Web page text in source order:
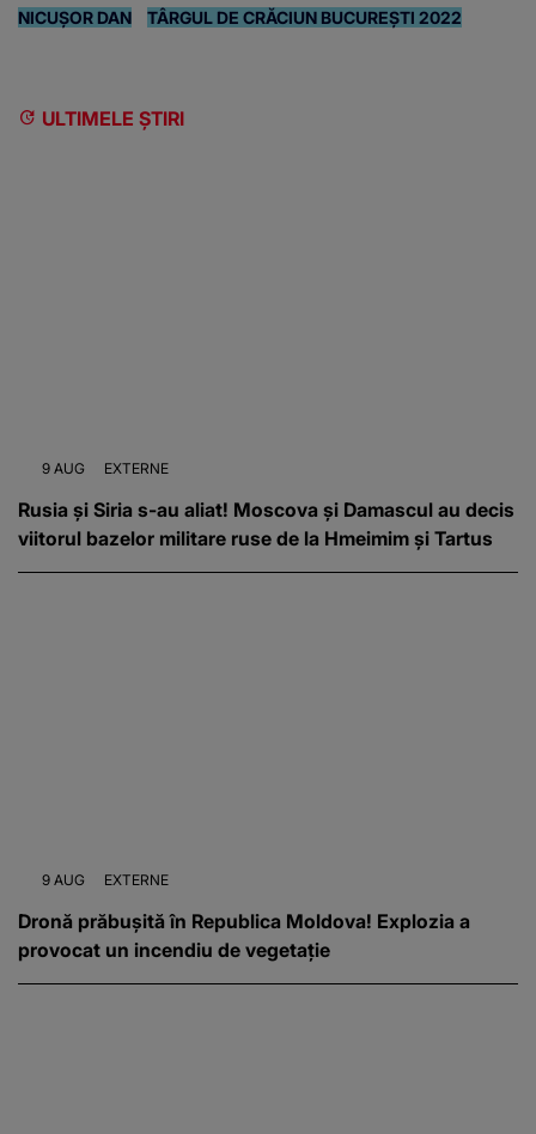
NICUȘOR DAN TÂRGUL DE CRĂCIUN BUCUREȘTI 2022
ULTIMELE ȘTIRI
9 AUG EXTERNE
Rusia și Siria s-au aliat! Moscova și Damascul au decis
viitorul bazelor militare ruse de la Hmeimim și Tartus
9 AUG EXTERNE
Dronă prăbușită în Republica Moldova! Explozia a
provocat un incendiu de vegetație